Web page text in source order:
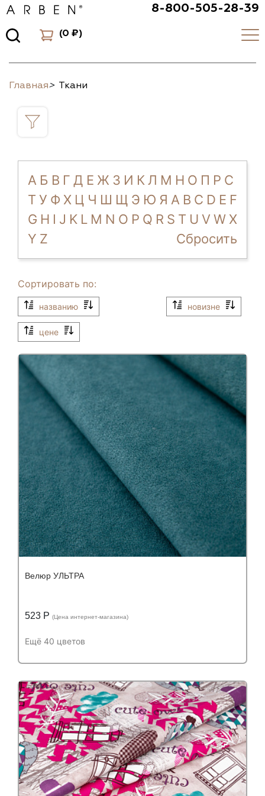
8-800-505-28-39
(0 ₽)
Главная> Ткани
А Б В Г Д Е Ж З И К Л М Н О П Р С
Т У Ф Х Ц Ч Ш Щ Э Ю Я A B C D E F
G H I J K L M N O P Q R S T U V W X
Y Z Сбросить
Сортировать по:
названию новизне
цене
Велюр УЛЬТРА
523 Р (Цена интернет-магазина)
Ещё 40 цветов
Устойчивость к истиранию:
Состав:
Устойчивость к истиранию:более 60 000
циклов
Состав:полиэстер (PES) 100%